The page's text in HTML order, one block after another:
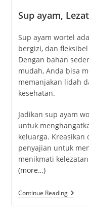
Sup ayam,
Sup ayam wortel
bergizi, dan
Dengan bahan
mudah, Anda bisa
memanjakan lidah
kesehatan.
Jadikan sup ayam
untuk
keluarga. Kreasikan
penyajian untuk
menikmati
(more…)
Continue ReadingSop
Ayam